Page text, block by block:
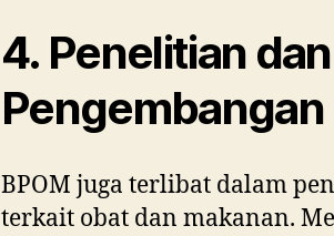
4. Penelitian dan
Pengembangan
BPOM juga terlibat dalam
terkait obat dan makanan.